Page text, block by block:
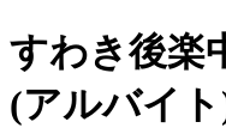
すわき後楽
(アルバイ